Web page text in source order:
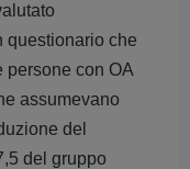
questionario che
persone con OA
assumevano
del
del gruppo